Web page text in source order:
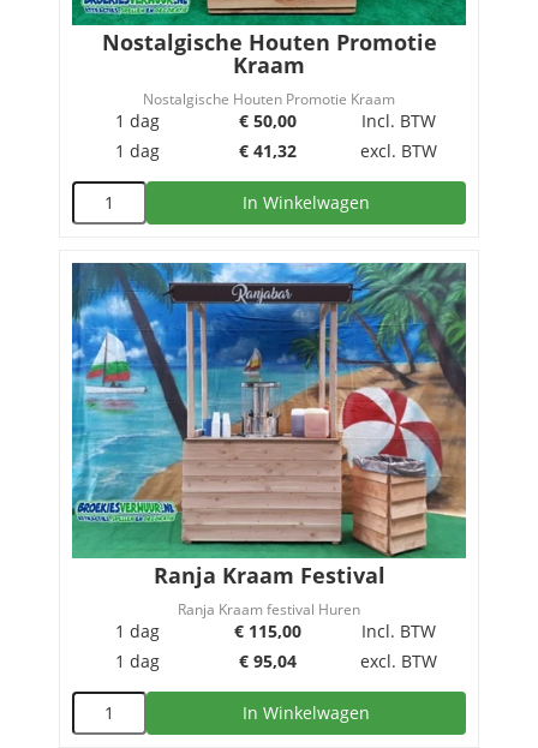
Nostalgische Houten Promotie
Kraam
Nostalgische Houten Promotie Kraam
1 dag € 50,00
Incl. BTW
1 dag
€ 41,32 excl. BTW
In Winkelwagen
Ranja Kraam Festival
Ranja Kraam festival Huren
1 dag € 115,00
Incl. BTW
1 dag
€ 95,04 excl. BTW
In Winkelwagen